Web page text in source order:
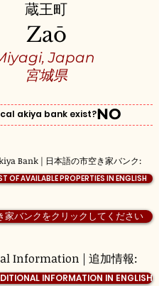
蔵王町
OF AVAILABLE PROPERTIES IN ENGLISH
Japan
Information | 追加情報:
Bank | 日本語の市空き家バンク:
Zaō
akiya bank exist?
家バンクをクリックしてください
宮城県
NO
INFORMATION IN ENGLISH